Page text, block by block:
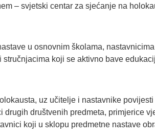
– svjetski centar za sjećanje na
u osnovnim školama,
koji se aktivno bave
uz učitelje i nastavnike
društvenih predmeta, primjerice
koji u sklopu predmetne nastave